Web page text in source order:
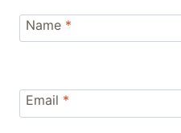
Name *
Email *